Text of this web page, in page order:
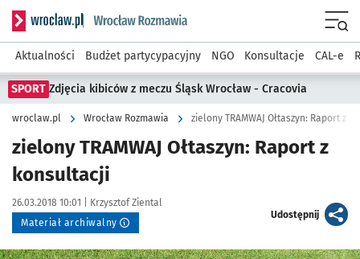
Serwis informacyjny wroclaw.pl podserwis: Rozmawia
Aktualności Budżet partycypacyjny NGO Konsultacje CAL-e
SPORT Zdjęcia kibiców z meczu Śląsk Wrocław - Cracovia
wroclaw.pl Wrocław Rozmawia zielony TRAMWAJ Ołtaszyn: Raport z
zielony TRAMWAJ Ołtaszyn: Raport z
konsultacji
Data publikacji:
26.03.2018 10:01 | Autor:
Krzysztof Ziental
Materiał archiwalny
Udostępnijartykuł